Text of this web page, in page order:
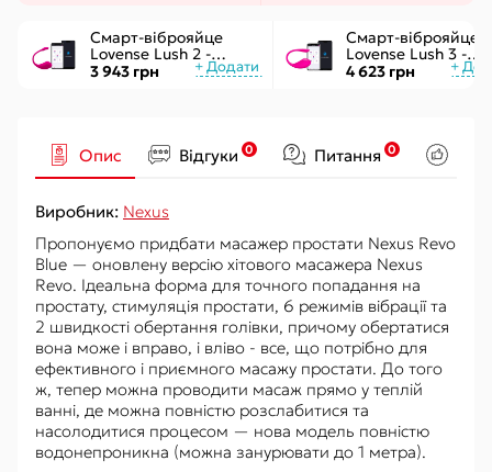
Смарт-віброяйце
Lovense Lush 2 -
управління через
додаток
3 943 грн
Смарт-віброяйце
Lovense Lush 3 -
керування через
інтернет
4 623 грн
Опис Відгуки 0 Питання 0
Виробник: Nexus
Пропонуємо придбати масажер простати Nexus Revo
Blue — оновлену версію хітового масажера Nexus
Revo. Ідеальна форма для точного попадання на
простату, стимуляція простати, 6 режимів вібрації та
2 швидкості обертання голівки, причому обертатися
вона може і вправо, і вліво - все, що потрібно для
ефективного і приємного масажу простати. До того
ж, тепер можна проводити масаж прямо у теплій
ванні, де можна повністю розслабитися та
насолодитися процесом — нова модель повністю
водонепроникна (можна занурювати до 1 метра).